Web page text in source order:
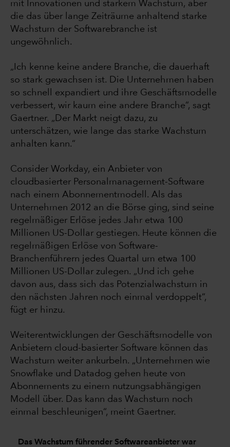
mit Innovationen und starkem Wachstum, aber
die das über lange Zeiträume anhaltend starke
Wachstum der Softwarebranche ist
ungewöhnlich.
„Ich kenne keine andere Branche, die dauerhaft
so stark gewachsen ist. Die Unternehmen haben
so schnell expandiert und ihre Geschäftsmodelle
verbessert, wir kaum eine andere Branche“, sagt
Gaertner. „Der Markt neigt dazu, zu
unterschätzen, wie lange das starke Wachstum
anhalten kann.“
Consider Workday, ein Anbieter von
cloudbasierter Personalmanagement-Software
nach einem Abonnementmodell. Als das
Unternehmen 2012 an die Börse ging, sind seine
regelmäßiger Erlöse jedes Jahr etwa 100
Millionen US-Dollar gestiegen. Heute können die
regelmäßigen Erlöse von Software-
Branchenführern jedes Quartal um etwa 100
Millionen US-Dollar zulegen. „Und ich gehe
davon aus, dass sich das Potenzialwachstum in
den nächsten Jahren noch einmal verdoppelt“,
fügt er hinzu.
Weiterentwicklungen der Geschäftsmodelle von
Anbietern cloud-basierter Software können das
Wachstum weiter ankurbeln. „Unternehmen wie
Snowflake und Datadog gehen heute von
Abonnements zu einem nutzungsabhängigen
Modell über. Das kann das Wachstum noch
einmal beschleunigen“, meint Gaertner.
Das Wachstum führender Softwareanbieter war